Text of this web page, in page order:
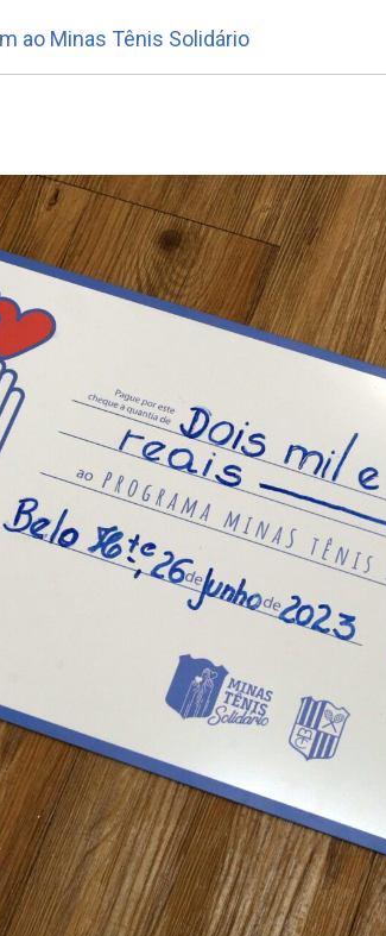
ao Minas Tênis Solidário